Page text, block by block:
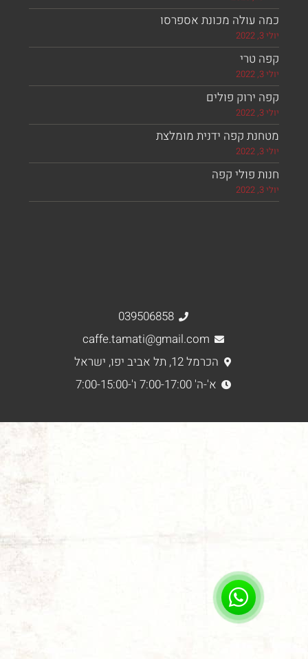
עולה מכונת אספרסו
ירוק פולים
קפה ידנית מומלצת
פולי קפה
039506858
caffe.tamati@gmail.com
הכרמל 12, תל אביב יפו, ישראל